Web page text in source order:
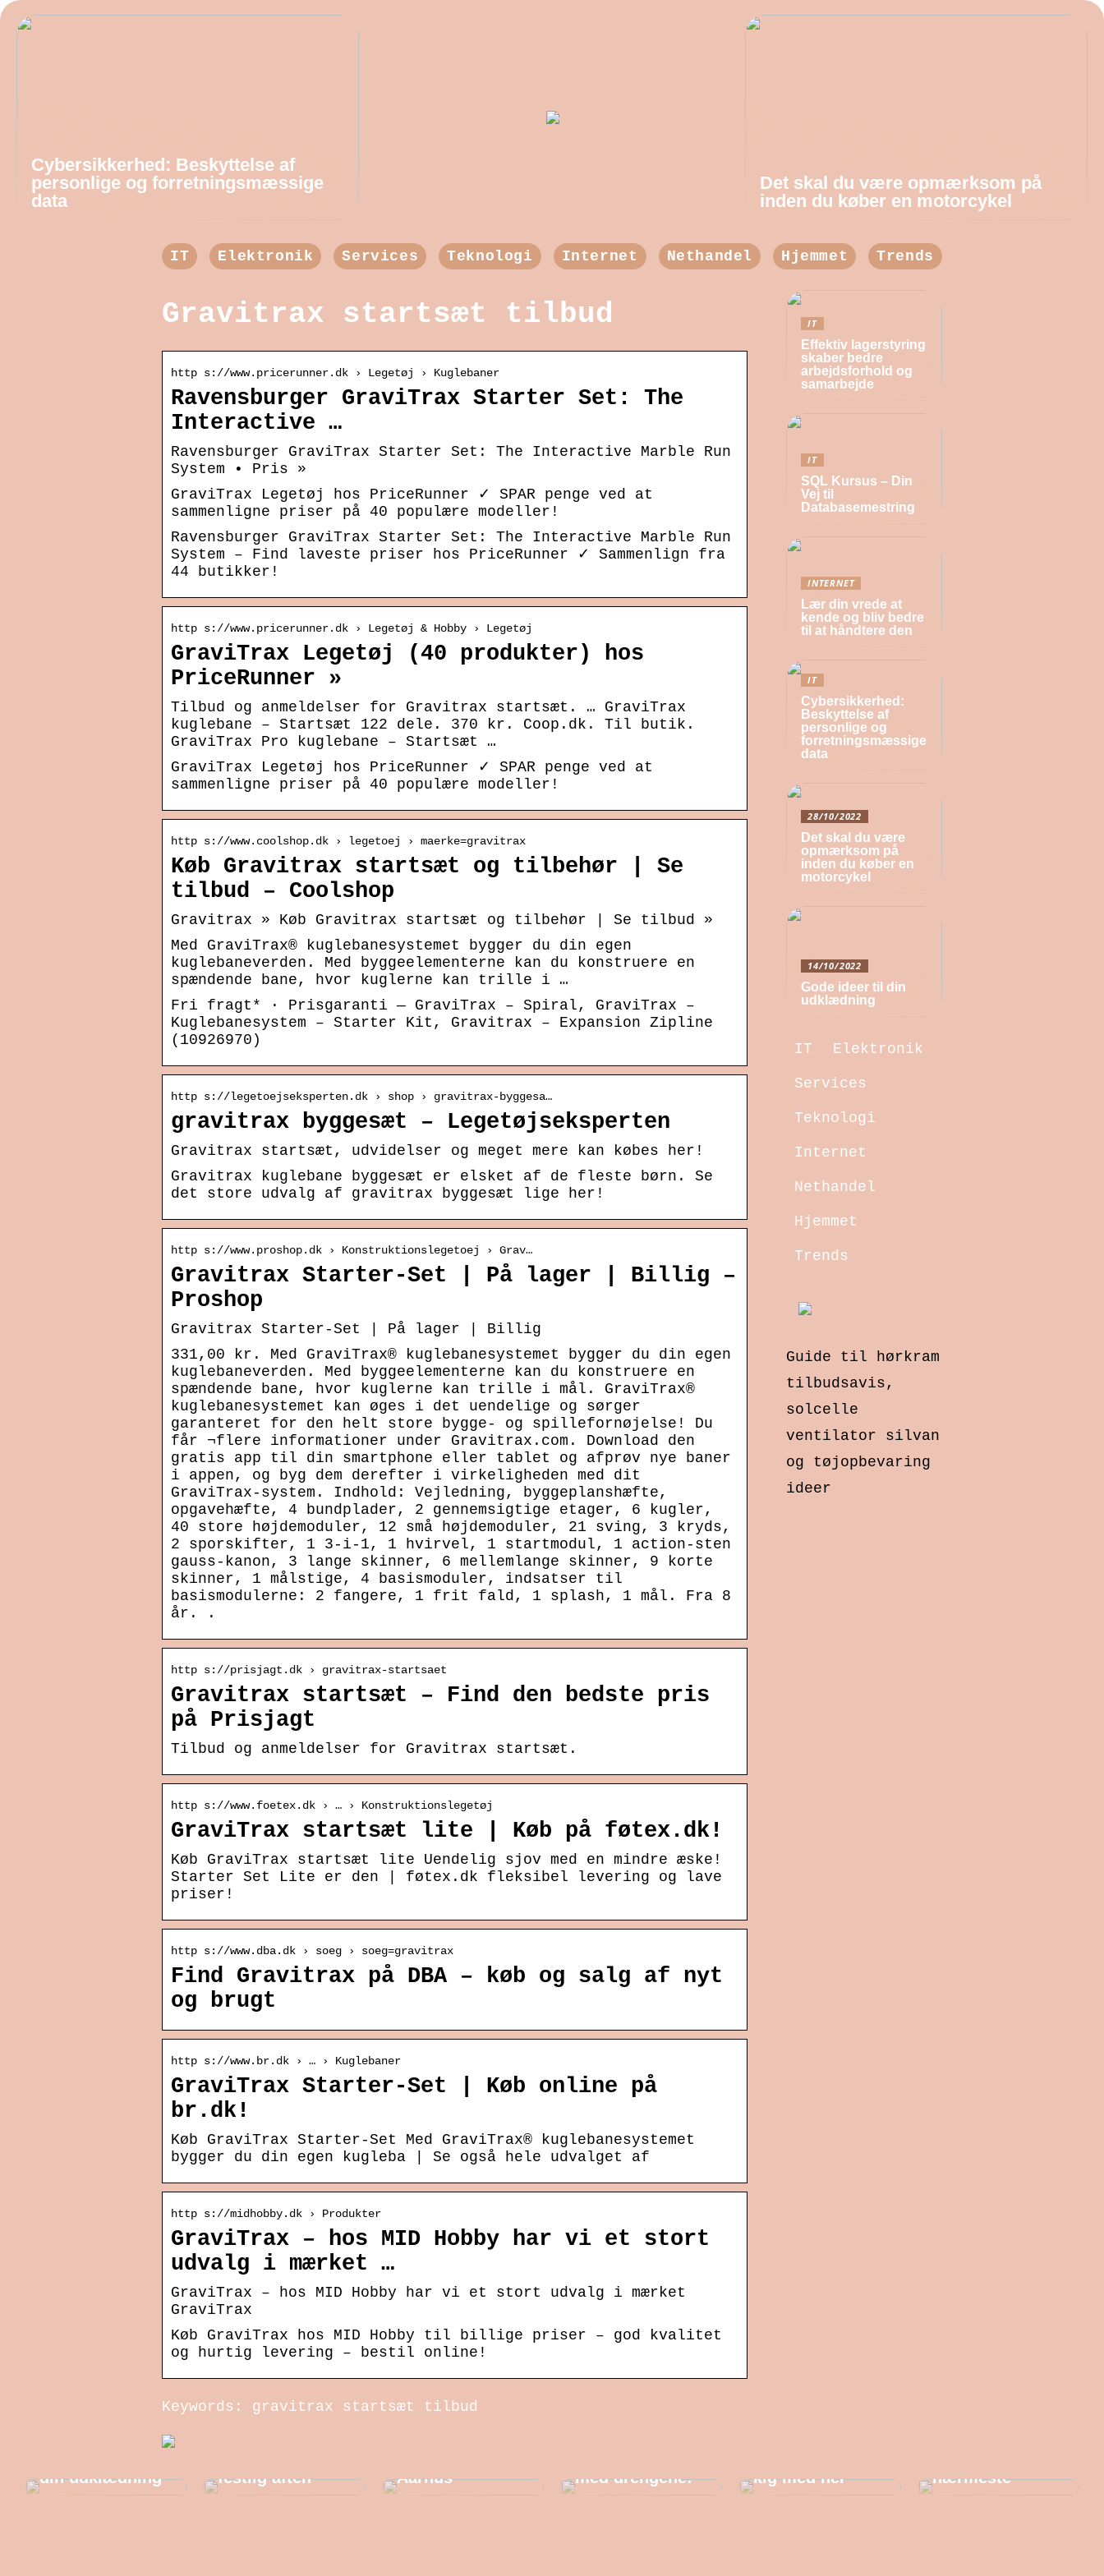
Cybersikkerhed: Beskyttelse af
personlige og forretningsmæssige
data
Det skal du være opmærksom på
inden du køber en motorcykel
IT Elektronik Services Teknologi Internet Nethandel Hjemmet Trends
Gravitrax startsæt tilbud
http s://www.pricerunner.dk › Legetøj › Kuglebaner
Ravensburger GraviTrax Starter Set: The
Interactive …
Ravensburger GraviTrax Starter Set: The Interactive Marble Run
System • Pris »
GraviTrax Legetøj hos PriceRunner ✓ SPAR penge ved at
sammenligne priser på 40 populære modeller!
Ravensburger GraviTrax Starter Set: The Interactive Marble Run
System – Find laveste priser hos PriceRunner ✓ Sammenlign fra
44 butikker!
http s://www.pricerunner.dk › Legetøj & Hobby › Legetøj
GraviTrax Legetøj (40 produkter) hos
PriceRunner »
Tilbud og anmeldelser for Gravitrax startsæt. … GraviTrax
kuglebane – Startsæt 122 dele. 370 kr. Coop.dk. Til butik.
GraviTrax Pro kuglebane – Startsæt …
GraviTrax Legetøj hos PriceRunner ✓ SPAR penge ved at
sammenligne priser på 40 populære modeller!
http s://www.coolshop.dk › legetoej › maerke=gravitrax
Køb Gravitrax startsæt og tilbehør | Se
tilbud – Coolshop
Gravitrax » Køb Gravitrax startsæt og tilbehør | Se tilbud »
Med GraviTrax® kuglebanesystemet bygger du din egen
kuglebaneverden. Med byggeelementerne kan du konstruere en
spændende bane, hvor kuglerne kan trille i …
Fri fragt* · Prisgaranti — GraviTrax – Spiral, GraviTrax –
Kuglebanesystem – Starter Kit, Gravitrax – Expansion Zipline
(10926970)
http s://legetoejseksperten.dk › shop › gravitrax-byggesa…
gravitrax byggesæt – Legetøjseksperten
Gravitrax startsæt, udvidelser og meget mere kan købes her!
Gravitrax kuglebane byggesæt er elsket af de fleste børn. Se
det store udvalg af gravitrax byggesæt lige her!
http s://www.proshop.dk › Konstruktionslegetoej › Grav…
Gravitrax Starter-Set | På lager | Billig –
Proshop
Gravitrax Starter-Set | På lager | Billig
331,00 kr. Med GraviTrax® kuglebanesystemet bygger du din egen
kuglebaneverden. Med byggeelementerne kan du konstruere en
spændende bane, hvor kuglerne kan trille i mål. GraviTrax®
kuglebanesystemet kan øges i det uendelige og sørger
garanteret for den helt store bygge- og spillefornøjelse! Du
får ¬flere informationer under Gravitrax.com. Download den
gratis app til din smartphone eller tablet og afprøv nye baner
i appen, og byg dem derefter i virkeligheden med dit
GraviTrax-system. Indhold: Vejledning, byggeplanshæfte,
opgavehæfte, 4 bundplader, 2 gennemsigtige etager, 6 kugler,
40 store højdemoduler, 12 små højdemoduler, 21 sving, 3 kryds,
2 sporskifter, 1 3-i-1, 1 hvirvel, 1 startmodul, 1 action-sten
gauss-kanon, 3 lange skinner, 6 mellemlange skinner, 9 korte
skinner, 1 målstige, 4 basismoduler, indsatser til
basismodulerne: 2 fangere, 1 frit fald, 1 splash, 1 mål. Fra 8
år. .
http s://prisjagt.dk › gravitrax-startsaet
Gravitrax startsæt – Find den bedste pris
på Prisjagt
Tilbud og anmeldelser for Gravitrax startsæt.
http s://www.foetex.dk › … › Konstruktionslegetøj
GraviTrax startsæt lite | Køb på føtex.dk!
Køb GraviTrax startsæt lite Uendelig sjov med en mindre æske!
Starter Set Lite er den | føtex.dk fleksibel levering og lave
priser!
http s://www.dba.dk › soeg › soeg=gravitrax
Find Gravitrax på DBA – køb og salg af nyt
og brugt
http s://www.br.dk › … › Kuglebaner
GraviTrax Starter-Set | Køb online på
br.dk!
Køb GraviTrax Starter-Set Med GraviTrax® kuglebanesystemet
bygger du din egen kugleba | Se også hele udvalget af
http s://midhobby.dk › Produkter
GraviTrax – hos MID Hobby har vi et stort
udvalg i mærket …
GraviTrax – hos MID Hobby har vi et stort udvalg i mærket
GraviTrax
Køb GraviTrax hos MID Hobby til billige priser – god kvalitet
og hurtig levering – bestil online!
Keywords: gravitrax startsæt tilbud
IT
Effektiv lagerstyring
skaber bedre
arbejdsforhold og
samarbejde
IT
SQL Kursus – Din
Vej til
Databasemestring
INTERNET
Lær din vrede at
kende og bliv bedre
til at håndtere den
IT
Cybersikkerhed:
Beskyttelse af
personlige og
forretningsmæssige
data
28/10/2022
Det skal du være
opmærksom på
inden du køber en
motorcykel
14/10/2022
Gode ideer til din
udklædning
IT Elektronik
Services
Teknologi
Internet
Nethandel
Hjemmet
Trends
Guide til hørkram
tilbudsavis,
solcelle
ventilator silvan
og tøjopbevaring
ideer
din udklædning
festlig aften
Aarhus
med drengene!
kig med her
nærmeste